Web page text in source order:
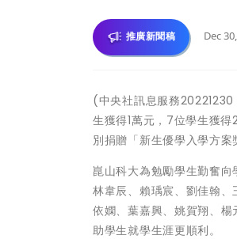
推廣新聞稿 Dec
(中央社訊息服務20221230
生獲得1萬元，7位學生獲
別捐贈「新生優學入學方
崑山科大為勉勵學生勤奮向
林韋辰、賴瑀宸、劉佳翰
依嫻、葉嘉興、姚賀翔、
助學生就學生涯更順利。